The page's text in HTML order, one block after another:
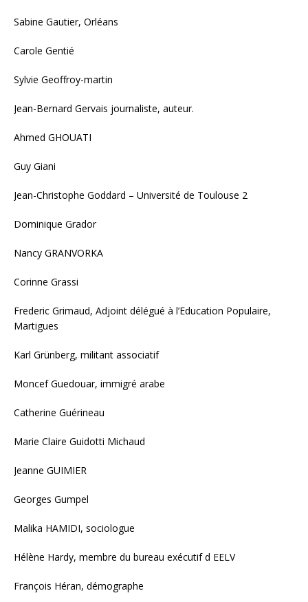
Sabine Gautier, Orléans
Carole Gentié
Sylvie Geoffroy-martin
Jean-Bernard Gervais journaliste, auteur.
Ahmed GHOUATI
Guy Giani
Jean-Christophe Goddard – Université de Toulouse 2
Dominique Grador
Nancy GRANVORKA
Corinne Grassi
Frederic Grimaud, Adjoint délégué à l’Education Populaire,
Martigues
Karl Grünberg, militant associatif
Moncef Guedouar, immigré arabe
Catherine Guérineau
Marie Claire Guidotti Michaud
Jeanne GUIMIER
Georges Gumpel
Malika HAMIDI, sociologue
Hélène Hardy, membre du bureau exécutif d EELV
François Héran, démographe